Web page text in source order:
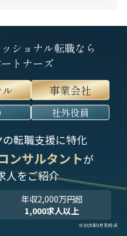
ショナル転職なら
トナーズ
事業会社
社外役員
の転職支援に特化
ンサルタントが
人をご紹介
年収2,000万円超
1,000求人以上
※2025年9月末時点